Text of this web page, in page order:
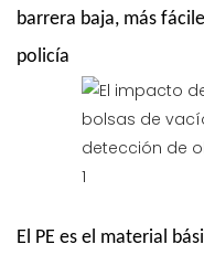
barrera baja, más
policía
El PE es el material